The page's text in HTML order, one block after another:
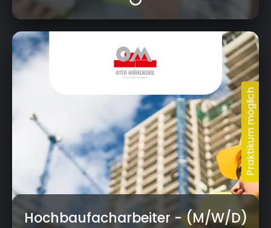
Hauptstraße 13, 96328 Küps
Hochbaufacharbeiter - (M/W/D)